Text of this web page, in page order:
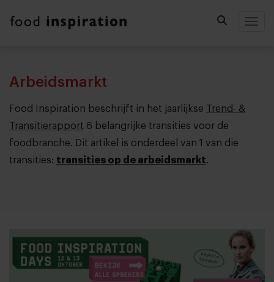
Arbeidsmarkt
Food Inspiration beschrijft in het jaarlijkse
Trend- &
Transitierapport 6 belangrijke transities voor de
foodbranche. Dit artikel is onderdeel van 1 van die
transities: transities op de arbeidsmarkt.